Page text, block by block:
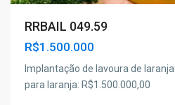
RRBAIL 049.59
R$1.500.000
Implantação de lavoura de
para laranja: R$1.500.000,00